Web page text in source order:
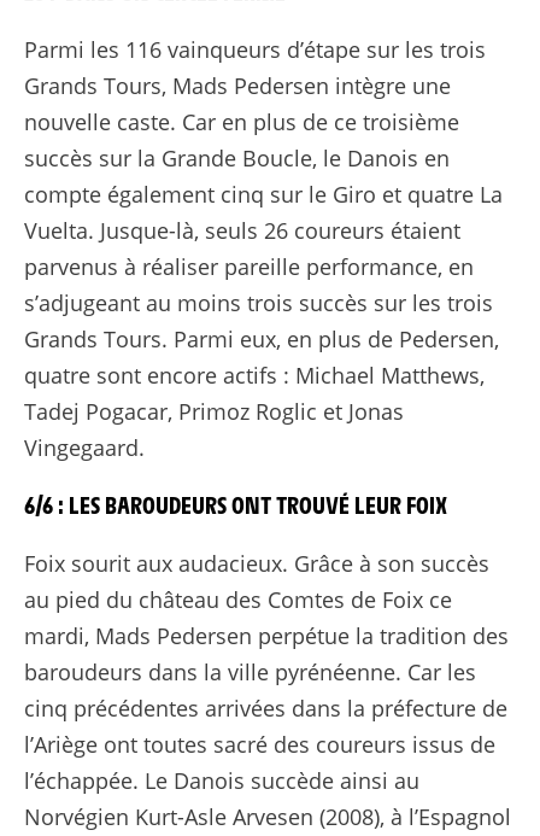
Parmi les 116 vainqueurs d’étape sur les trois
Grands Tours, Mads Pedersen intègre une
nouvelle caste. Car en plus de ce troisième
succès sur la Grande Boucle, le Danois en
compte également cinq sur le Giro et quatre La
Vuelta. Jusque-là, seuls 26 coureurs étaient
parvenus à réaliser pareille performance, en
s’adjugeant au moins trois succès sur les trois
Grands Tours. Parmi eux, en plus de Pedersen,
quatre sont encore actifs : Michael Matthews,
Tadej Pogacar, Primoz Roglic et Jonas
Vingegaard.
6/6 : LES BAROUDEURS ONT TROUVÉ LEUR FOIX
Foix sourit aux audacieux. Grâce à son succès
au pied du château des Comtes de Foix ce
mardi, Mads Pedersen perpétue la tradition des
baroudeurs dans la ville pyrénéenne. Car les
cinq précédentes arrivées dans la préfecture de
l’Ariège ont toutes sacré des coureurs issus de
l’échappée. Le Danois succède ainsi au
Norvégien Kurt-Asle Arvesen (2008), à l’Espagnol